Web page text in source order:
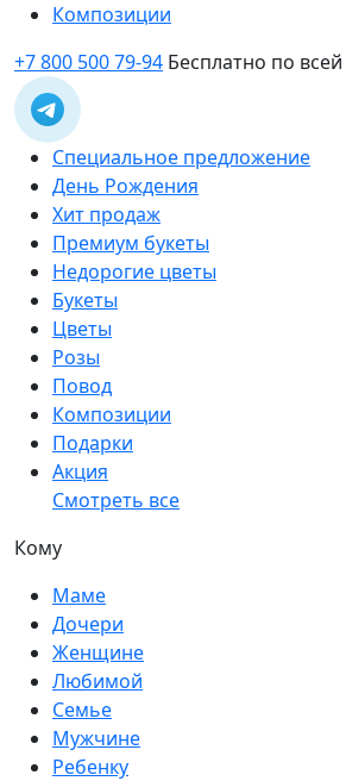
Композиции
+7 800 500 79-94 Бесплатно по
Специальное предложение
День Рождения
Хит продаж
Премиум букеты
Недорогие цветы
Букеты
Цветы
Розы
Повод
Композиции
Подарки
Акция
Смотреть все
Кому
Маме
Дочери
Женщине
Любимой
Семье
Мужчине
Ребенку